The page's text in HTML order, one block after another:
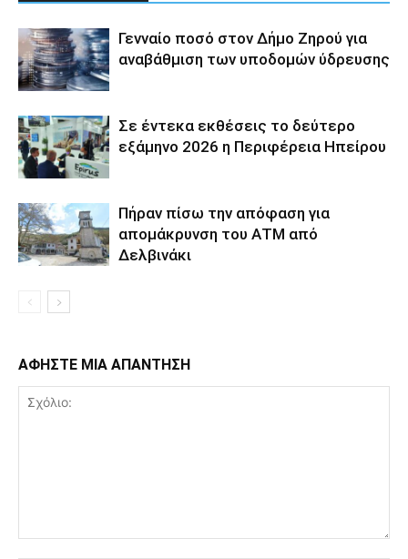
Γενναίο ποσό στον Δήμο Ζηρού για
αναβάθμιση των υποδομών ύδρευσης
Σε έντεκα εκθέσεις το δεύτερο
εξάμηνο 2026 η Περιφέρεια Ηπείρου
Πήραν πίσω την απόφαση για
απομάκρυνση του ΑΤΜ από
Δελβινάκι
ΑΦΗΣΤΕ ΜΙΑ ΑΠΑΝΤΗΣΗ